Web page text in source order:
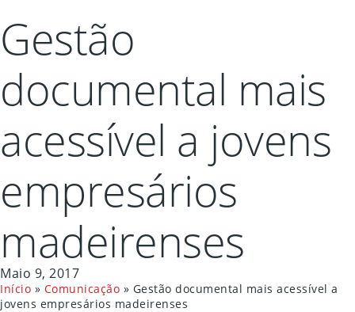
Gestão
documental mais
acessível a jovens
empresários
madeirenses
Maio 9, 2017
Início » Comunicação » Gestão documental mais acessível a
jovens empresários madeirenses